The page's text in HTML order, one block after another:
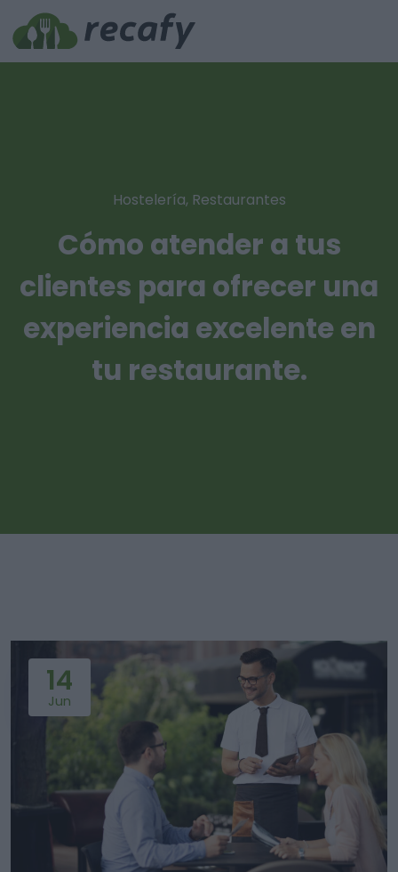
Hostelería, Restaurantes
Cómo atender a tus
clientes para ofrecer una
experiencia excelente en
tu restaurante.
14
Jun